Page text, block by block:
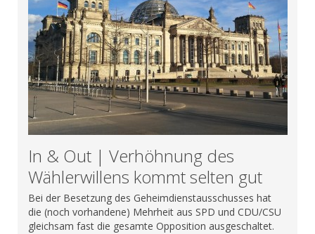
In & Out | Verhöhnung des
Wählerwillens kommt selten gut
Bei der Besetzung des Geheimdienstausschusses hat
die (noch vorhandene) Mehrheit aus SPD und CDU/CSU
gleichsam fast die gesamte Opposition ausgeschaltet.